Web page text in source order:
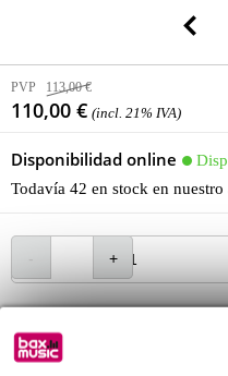
PVP 113,00 €
110,00 € (incl. 21% IVA)
Disponibilidad online
Todavía 42 en stock en nuestro
Pídelo ahora = miércoles en